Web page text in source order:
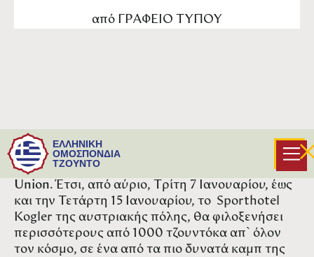
από ΓΡΑΦΕΙΟ ΤΥΠΟΥ
ΕΛΛΗΝΙΚΗ
ΟΜΟΣΠΟΝΔΙΑ
ΤΖΟΥΝΤΟ
Η παράδοση θέλει το προπονητικό καμπ του
Mittersill να σηματοδοτεί την έναρξη του
ετήσιου προγραμματισμού της
European Judo
Union. Έτσι, από αύριο, Τρίτη 7 Ιανουαρίου, έως
και την Τετάρτη 15 Ιανουαρίου, το Sporthotel
Kogler της αυστριακής πόλης, θα φιλοξενήσει
περισσότερους από 1000 τζουντόκα απ` όλον
τον κόσμο, σε ένα από τα πιο δυνατά καμπ της